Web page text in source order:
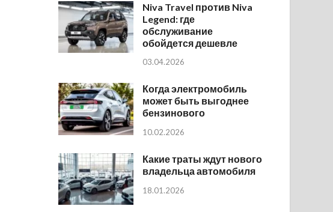
Niva Travel против Niva
Legend: где
обслуживание
обойдется дешевле
03.04.2026
Когда электромобиль
может быть выгоднее
бензинового
10.02.2026
Какие траты ждут нового
владельца автомобиля
18.01.2026